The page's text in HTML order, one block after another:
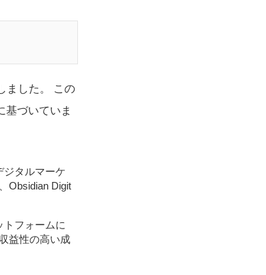
ました。 この
基づいていま
ジタルマーケ
Obsidian Digit
トフォームに
益性の高い成